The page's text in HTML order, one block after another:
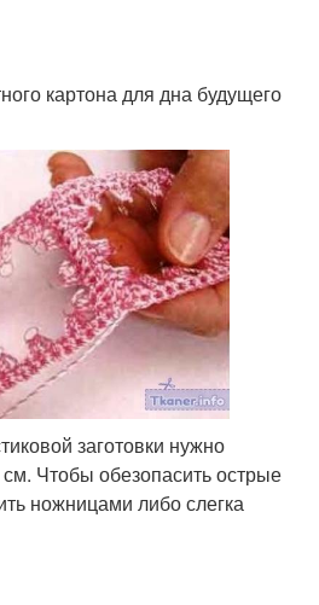
картона для дна будущего
заготовки нужно
Чтобы обезопасить острые
ножницами либо слегка